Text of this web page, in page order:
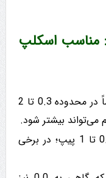
مناسب اسکلپ
اسپرد یورو/دلار عموماً در محدوده 0.3 تا 2
بیشتر شود.
اسپرد یورو/دلار معمولاً 0.1 تا 1 پیپ؛ در برخی